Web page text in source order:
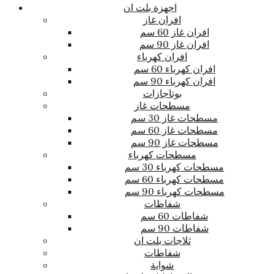
اجهزة بلت ان
افران غاز
افران غاز 60 سم
افران غاز 90 سم
افران كهرباء
افران كهرباء 60 سم
افران كهرباء 90 سم
بوتاجازات
مسطحات غاز
مسطحات غاز 30 سم
مسطحات غاز 60 سم
مسطحات غاز 90 سم
مسطحات كهرباء
مسطحات كهرباء 30 سم
مسطحات كهرباء 60 سم
مسطحات كهرباء 90 سم
شفاطات
شفاطات 60 سم
شفاطات 90 سم
ثلاجات بلت ان
شفاطات
شواية